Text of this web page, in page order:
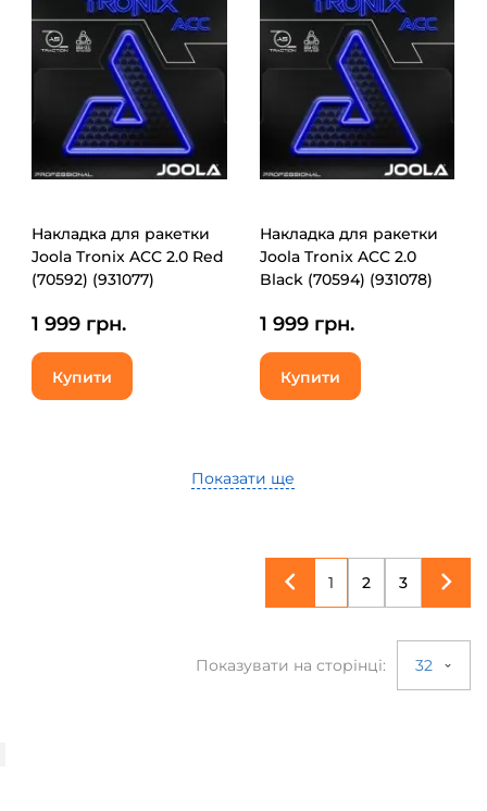
Накладка для ракетки
Joola Tronix ACC 2.0 Red
(70592) (931077)
1 999 грн.
Купити
Накладка для ракетки
Joola Tronix ACC 2.0
Black (70594) (931078)
1 999 грн.
Купити
Показати ще
1 2 3
Показувати на сторінці: 32